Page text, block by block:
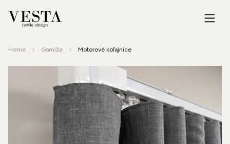
Home Garníže Motorové koľajnice